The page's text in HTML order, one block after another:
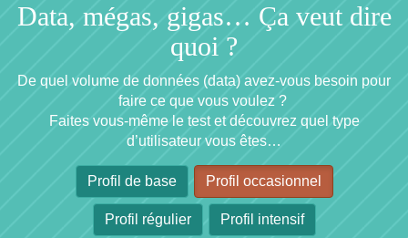
Data, mégas, gigas… Ça veut dire
quoi ?
De quel volume de données (data) avez-vous besoin pour
faire ce que vous voulez ?
Faites vous-même le test et découvrez quel type
d’utilisateur vous êtes…
Profil de base Profil occasionnel
Profil régulier Profil intensif